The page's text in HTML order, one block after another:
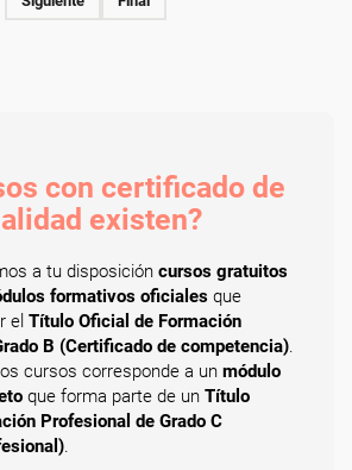
con certificado de
existen?
a tu disposición cursos gratuitos
formativos oficiales que
el Título Oficial de Formación
B (Certificado de competencia).
cursos corresponde a un módulo
que forma parte de un Título
Profesional de Grado C
.